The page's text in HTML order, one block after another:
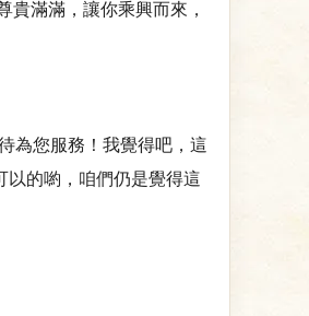
滿滿，讓你乘興而來，
為您服務！我覺得吧，這
以的喲，咱們仍是覺得這